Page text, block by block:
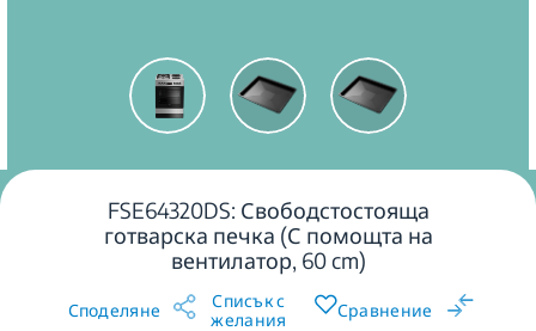
FSE64320DS: Свободстостояща
готварска печка (С помощта на
вентилатор, 60 cm)
Споделяне
Списък с
желания
Сравнение